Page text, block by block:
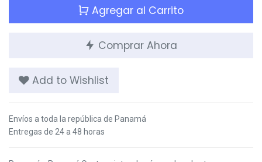
Agregar al Carrito
Comprar Ahora
Add to Wishlist
Envíos a toda la república de Panamá
Entregas de 24 a 48 horas